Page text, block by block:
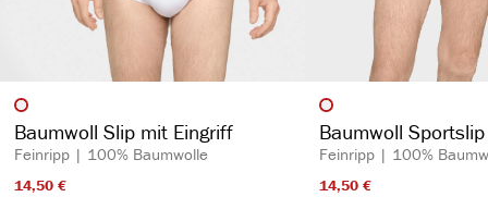
Artikelfarbe
Baumwoll Slip mit Eingriff
Feinripp | 100% Baumwolle
14,50 €​
Artikelfarbe
Baumwoll
Feinripp | 100%
14,50 €​